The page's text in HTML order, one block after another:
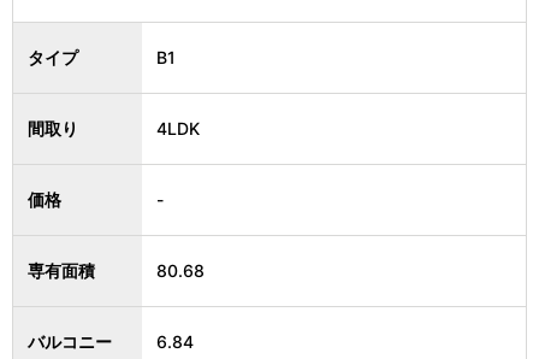
タイプ B1
間取り 4LDK
価格 -
専有面積 80.68
バルコニー
6.84